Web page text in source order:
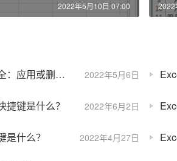
2022年5月10日 07:00 2022
2022年5月6日
Excel 常用快捷键大全：应用或删除文本删除线格式
2022年6月2日
捷键是什么？
2022年4月27日
是什么？